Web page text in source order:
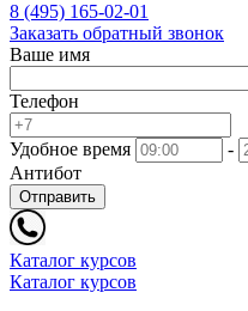
8 (495) 165-02-01
Заказать обратный звонок
Ваше имя
Телефон
Удобное время
-
Антибот
Отправить
Каталог курсов
Каталог курсов